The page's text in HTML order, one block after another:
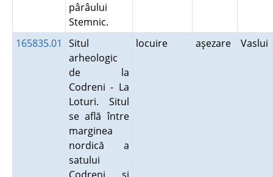
pârâului
Stemnic.
165835.01
Situl
arheologic
de la
Codreni - La
Loturi. Situl
se află între
marginea
nordică a
satului
locuire aşezare Vaslui